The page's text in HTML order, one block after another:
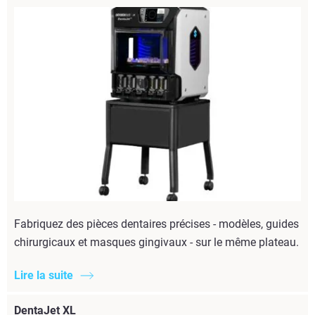
Fabriquez des pièces dentaires précises - modèles, guides
chirurgicaux et masques gingivaux - sur le même plateau.
Lire la suite
DentaJet XL